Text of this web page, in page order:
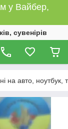
у Вайбер,
сувенірів
на авто,